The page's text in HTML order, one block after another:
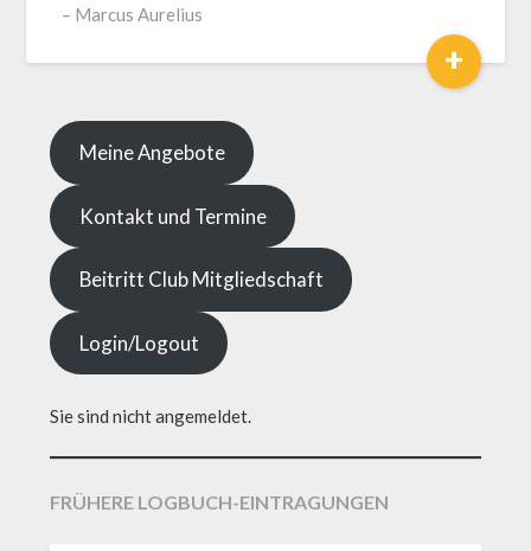
– Marcus Aurelius
+
Meine Angebote
Kontakt und Termine
Beitritt Club Mitgliedschaft
Login/Logout
Sie sind nicht angemeldet.
FRÜHERE LOGBUCH-EINTRAGUNGEN